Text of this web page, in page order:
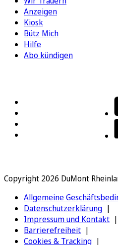
Anzeigen
Kiosk
Bütz Mich
Hilfe
Abo kündigen
Copyright 2026 DuMont
Allgemeine
Datenschutzerklärung
Impressum und Kontakt
Barrierefreiheit
Cookies & Tracking